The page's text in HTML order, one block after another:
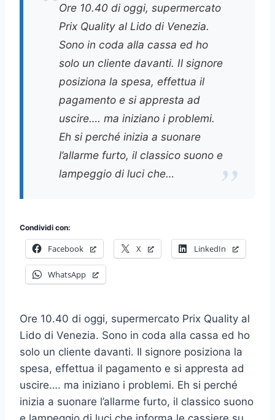
Ore 10.40 di oggi, supermercato
Prix Quality al Lido di Venezia.
Sono in coda alla cassa ed ho
solo un cliente davanti. Il signore
posiziona la spesa, effettua il
pagamento e si appresta ad
uscire…. ma iniziano i problemi.
Eh si perché inizia a suonare
l’allarme furto, il classico suono e
lampeggio di luci che…
Condividi con:
Facebook X LinkedIn
WhatsApp
Ore 10.40 di oggi, supermercato Prix Quality al
Lido di Venezia. Sono in coda alla cassa ed ho
solo un cliente davanti. Il signore posiziona la
spesa, effettua il pagamento e si appresta ad
uscire…. ma iniziano i problemi. Eh si perché
inizia a suonare l’allarme furto, il classico suono